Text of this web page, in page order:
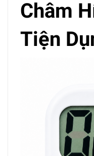
Châm
Tiện